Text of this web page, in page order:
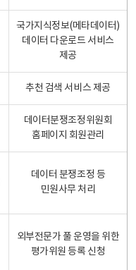
국가지식정보(메타데이터)
데이터 다운로드 서비스
제공
추천 검색 서비스 제공
데이터분쟁조정위원회
홈페이지 회원관리
데이터 분쟁조정 등
민원사무 처리
외부전문가 풀 운영을 위한
평가위원 등록 신청